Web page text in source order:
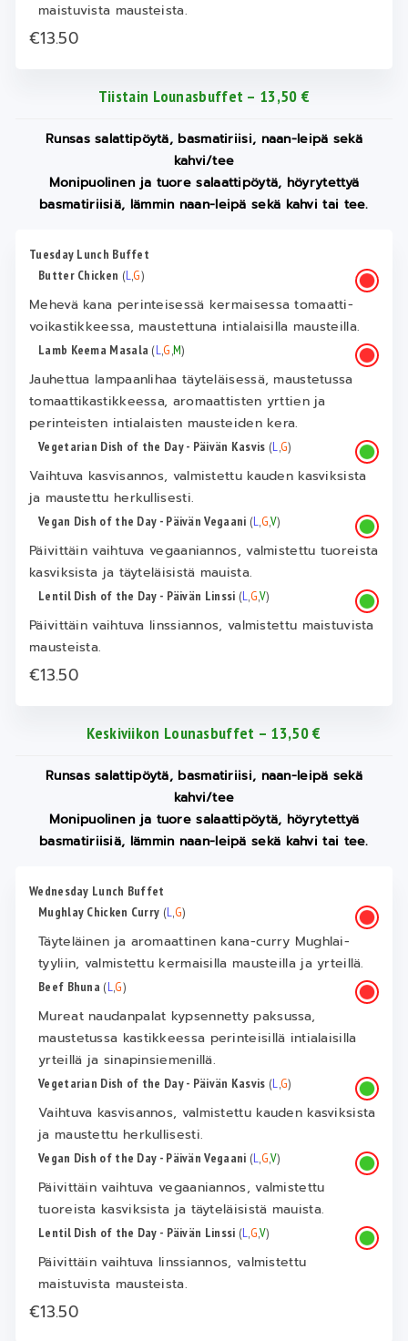
maistuvista mausteista.
€13.50
Tiistain Lounasbuffet – 13,50 €
Runsas salattipöytä, basmatiriisi, naan-leipä sekä
kahvi/tee
Monipuolinen ja tuore salaattipöytä, höyrytettyä
basmatiriisiä, lämmin naan-leipä sekä kahvi tai tee.
Tuesday Lunch Buffet
Butter Chicken (L,G)
Mehevä kana perinteisessä kermaisessa tomaatti-
voikastikkeessa, maustettuna intialaisilla mausteilla.
Lamb Keema Masala (L,G,M)
Jauhettua lampaanlihaa täyteläisessä, maustetussa
tomaattikastikkeessa, aromaattisten yrttien ja
perinteisten intialaisten mausteiden kera.
Vegetarian Dish of the Day - Päivän Kasvis (L,G)
Vaihtuva kasvisannos, valmistettu kauden kasviksista
ja maustettu herkullisesti.
Vegan Dish of the Day - Päivän Vegaani (L,G,V)
Päivittäin vaihtuva vegaaniannos, valmistettu tuoreista
kasviksista ja täyteläisistä mauista.
Lentil Dish of the Day - Päivän Linssi (L,G,V)
Päivittäin vaihtuva linssiannos, valmistettu maistuvista
mausteista.
€13.50
Keskiviikon Lounasbuffet – 13,50 €
Runsas salattipöytä, basmatiriisi, naan-leipä sekä
kahvi/tee
Monipuolinen ja tuore salaattipöytä, höyrytettyä
basmatiriisiä, lämmin naan-leipä sekä kahvi tai tee.
Wednesday Lunch Buffet
Mughlay Chicken Curry (L,G)
Täyteläinen ja aromaattinen kana-curry Mughlai-
tyyliin, valmistettu kermaisilla mausteilla ja yrteillä.
Beef Bhuna (L,G)
Mureat naudanpalat kypsennetty paksussa,
maustetussa kastikkeessa perinteisillä intialaisilla
yrteillä ja sinapinsiemenillä.
Vegetarian Dish of the Day - Päivän Kasvis (L,G)
Vaihtuva kasvisannos, valmistettu kauden kasviksista
ja maustettu herkullisesti.
Vegan Dish of the Day - Päivän Vegaani (L,G,V)
Päivittäin vaihtuva vegaaniannos, valmistettu
tuoreista kasviksista ja täyteläisistä mauista.
Lentil Dish of the Day - Päivän Linssi (L,G,V)
Päivittäin vaihtuva linssiannos, valmistettu
maistuvista mausteista.
€13.50